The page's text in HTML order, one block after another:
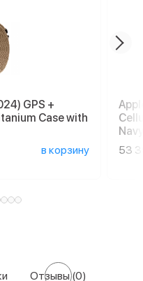
GPS +
Case with
в корзину
53
Отзывы(0)